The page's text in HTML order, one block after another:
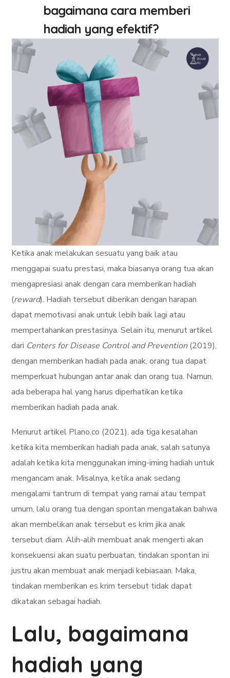
bagaimana cara memberi
hadiah yang efektif?
Ketika anak melakukan sesuatu yang baik atau
menggapai suatu prestasi, maka biasanya orang tua akan
mengapresiasi anak dengan cara memberikan hadiah
(reward). Hadiah tersebut diberikan dengan harapan
dapat memotivasi anak untuk lebih baik lagi atau
mempertahankan prestasinya. Selain itu, menurut artikel
dari Centers for Disease Control and Prevention(2019),
dengan memberikan hadiah pada anak, orang tua dapat
memperkuat hubungan antar anak dan orang tua. Namun,
ada beberapa hal yang harus diperhatikan ketika
memberikan hadiah pada anak.
Menurut artikel Plano.co (2021), ada tiga kesalahan
ketika kita memberikan hadiah pada anak, salah satunya
adalah ketika kita menggunakan iming-iming hadiah untuk
mengancam anak. Misalnya, ketika anak sedang
mengalami tantrum di tempat yang ramai atau tempat
umum, lalu orang tua dengan spontan mengatakan bahwa
akan membelikan anak tersebut es krim jika anak
tersebut diam. Alih-alih membuat anak mengerti akan
konsekuensi akan suatu perbuatan, tindakan spontan ini
justru akan membuat anak menjadi kebiasaan. Maka,
tindakan memberikan es krim tersebut tidak dapat
dikatakan sebagai hadiah.
Lalu, bagaimana
hadiah yang